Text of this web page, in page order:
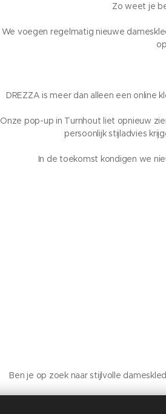
Zo weet je
We voegen regelmatig nieuwe
DREZZA is meer dan alleen een
Onze pop-up in Turnhout liet opnieuw
persoonlijk stijladvies
In de toekomst kondigen we
Ben je op zoek naar stijlvolle